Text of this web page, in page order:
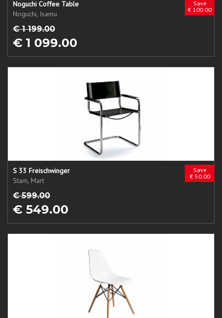
Save
€ 100.00
Noguchi Coffee Table
Noguchi, Isamu
€ 1 199.00
€ 1 099.00
Save
€ 50.00
S 33 Freischwinger
Stam, Mart
€ 599.00
€ 549.00